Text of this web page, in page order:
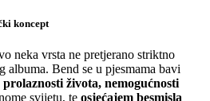
koncept
neka vrsta ne pretjerano striktno
albuma. Bend se u pjesmama bavi
života, nemogućnosti
svijetu, te osjećajem besmisla